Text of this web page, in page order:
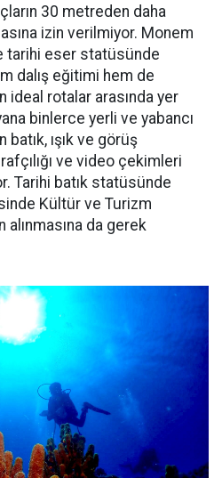
30 metreden daha
izin verilmiyor. Monem
tarihi eser statüsünde
dalış eğitimi hem de
ideal rotalar arasında yer
binlerce yerli ve yabancı
batık, ışık ve görüş
ve video çekimleri
Tarihi batık statüsünde
Kültür ve Turizm
alınmasına da gerek